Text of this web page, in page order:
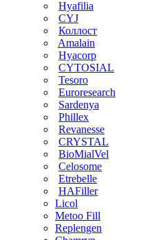
Hyafilia
CYJ
Коллост
Amalain
Hyacorp
CYTOSIAL
Tesoro
Euroresearch
Sardenya
Phillex
Revanesse
CRYSTAL
BioMialVel
Celosome
Etrebelle
HAFiller
Licol
Metoo Fill
Replengen